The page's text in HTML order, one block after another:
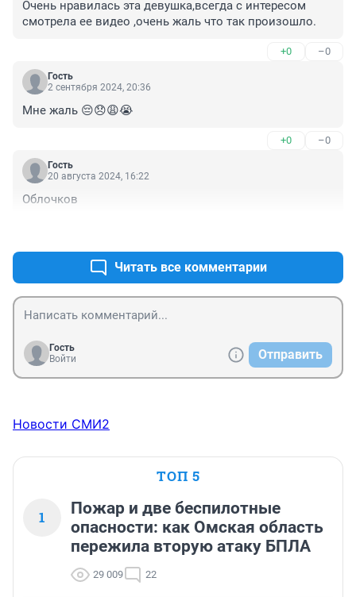
Очень нравилась эта девушка,всегда с интересом
смотрела ее видео ,очень жаль что так произошло.
+0 –0
Гость
2 сентября 2024, 20:36
Мне жаль 😔😞😩😭
+0 –0
Гость
20 августа 2024, 16:22
Облочков
Читать все комментарии
Гость
Войти
Отправить
Новости СМИ2
ТОП 5
1
Пожар и две беспилотные
опасности: как Омская область
пережила вторую атаку БПЛА
29 009 22